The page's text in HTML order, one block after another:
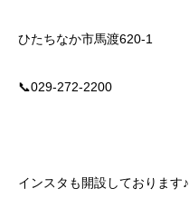
ひたちなか市馬渡620-1
📞029‐272‐2200
インスタも開設しております♪